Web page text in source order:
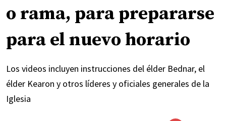
o rama, para prepararse
para el nuevo horario
Los videos incluyen instrucciones del élder Bednar, el
élder Kearon y otros líderes y oficiales generales de la
Iglesia